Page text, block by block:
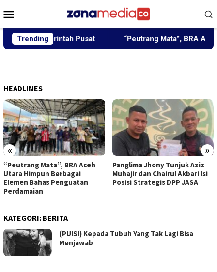
ke
Mobile
Trending
Pusat “Peutrang Mata”, BRA Aceh Utara
HEADLINES
« »
“Peutrang Mata”, BRA Aceh
Utara Himpun Berbagai
Elemen Bahas Penguatan
Perdamaian
Panglima Jhony Tunjuk Aziz
Muhajir dan Chairul Akbari Isi
Posisi Strategis DPP JASA
KATEGORI: BERITA
(PUISI) Kepada Tubuh Yang Tak Lagi Bisa
Menjawab